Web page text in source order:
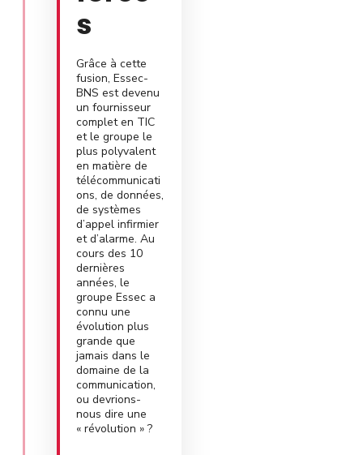
s
Grâce à cette
fusion, Essec-
BNS est devenu
un fournisseur
complet en TIC
et le groupe le
plus polyvalent
en matière de
télécommunicati
ons, de données,
de systèmes
d’appel infirmier
et d’alarme. Au
cours des 10
dernières
années, le
groupe Essec a
connu une
évolution plus
grande que
jamais dans le
domaine de la
communication,
ou devrions-
nous dire une
« révolution » ?